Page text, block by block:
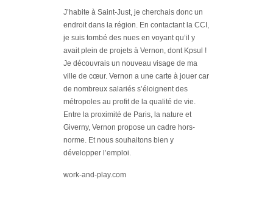
J’habite à Saint-Just, je cherchais donc un
endroit dans la région. En contactant la CCI,
je suis tombé des nues en voyant qu’il y
avait plein de projets à Vernon, dont Kpsul !
Je découvrais un nouveau visage de ma
ville de cœur. Vernon a une carte à jouer car
de nombreux salariés s’éloignent des
métropoles au profit de la qualité de vie.
Entre la proximité de Paris, la nature et
Giverny, Vernon propose un cadre hors-
norme. Et nous souhaitons bien y
développer l’emploi.
work-and-play.com